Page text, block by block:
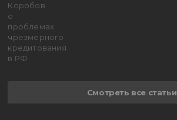
Смотреть все статьи